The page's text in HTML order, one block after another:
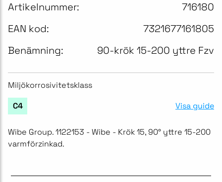
Artikelnummer:
716180
EAN kod:
7321677161805
Benämning:
90-krök 15-200 yttre Fzv
Miljökorrosivitetsklass
C4 Visa guide
Wibe Group. 1122153 - Wibe - Krök 15, 90° yttre 15-200
varmförzinkad.